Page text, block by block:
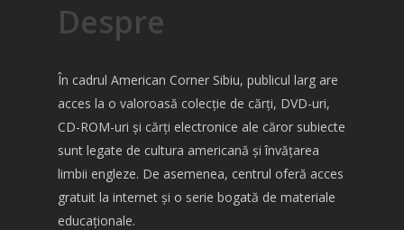
Despre
În cadrul American Corner Sibiu, publicul larg are
acces la o valoroasă colecție de cărți, DVD-uri,
CD-ROM-uri și cărți electronice ale căror subiecte
sunt legate de cultura americană și învățarea
limbii engleze. De asemenea, centrul oferă acces
gratuit la internet și o serie bogată de materiale
educaționale.